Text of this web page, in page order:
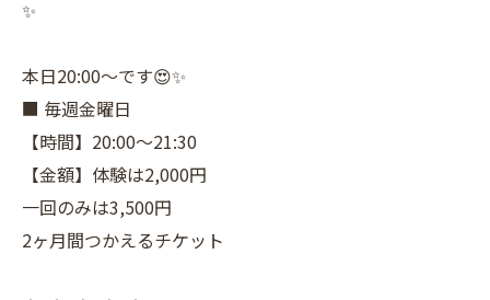
✨
本日20:00〜です😍✨
■ 毎週金曜日
【時間】20:00〜21:30
【金額】体験は2,000円
一回のみは3,500円
2ヶ月間つかえるチケット